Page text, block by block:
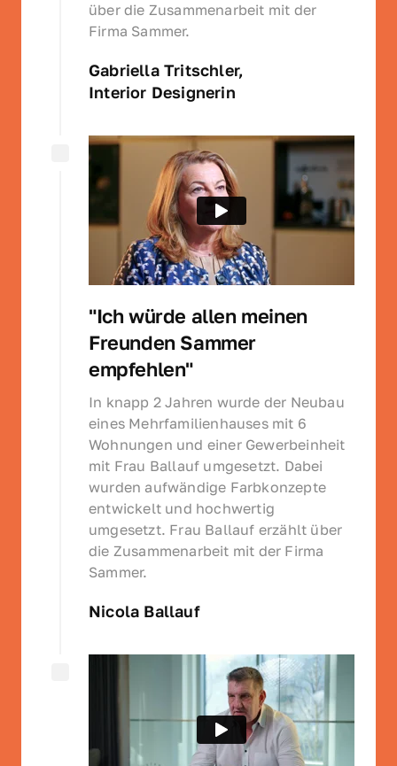
über die Zusammenarbeit mit der
Firma Sammer.
Gabriella Tritschler,
Interior Designerin
"Ich würde allen meinen
Freunden Sammer
empfehlen"
In knapp 2 Jahren wurde der Neubau
eines Mehrfamilienhauses mit 6
Wohnungen und einer Gewerbeinheit
mit Frau Ballauf umgesetzt. Dabei
wurden aufwändige Farbkonzepte
entwickelt und hochwertig
umgesetzt. Frau Ballauf erzählt über
die Zusammenarbeit mit der Firma
Sammer.
Nicola Ballauf